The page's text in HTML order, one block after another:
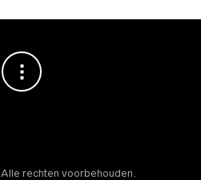
Alle rechten voorbehouden.